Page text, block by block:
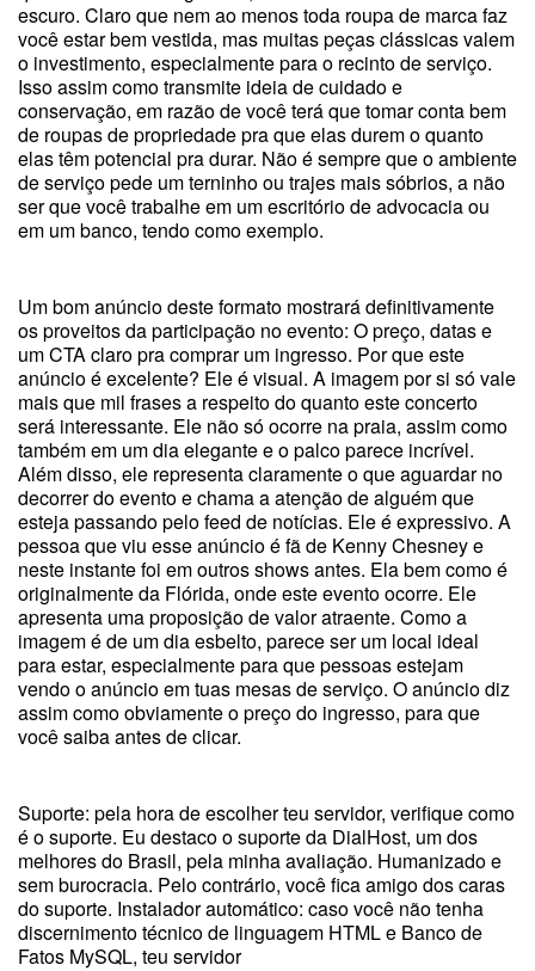
escuro. Claro que nem ao menos toda roupa de marca faz
você estar bem vestida, mas muitas peças clássicas valem
o investimento, especialmente para o recinto de serviço.
Isso assim como transmite ideia de cuidado e
conservação, em razão de você terá que tomar conta bem
de roupas de propriedade pra que elas durem o quanto
elas têm potencial pra durar. Não é sempre que o ambiente
de serviço pede um terninho ou trajes mais sóbrios, a não
ser que você trabalhe em um escritório de advocacia ou
em um banco, tendo como exemplo.
Um bom anúncio deste formato mostrará definitivamente
os proveitos da participação no evento: O preço, datas e
um CTA claro pra comprar um ingresso. Por que este
anúncio é excelente? Ele é visual. A imagem por si só vale
mais que mil frases a respeito do quanto este concerto
será interessante. Ele não só ocorre na praia, assim como
também em um dia elegante e o palco parece incrível.
Além disso, ele representa claramente o que aguardar no
decorrer do evento e chama a atenção de alguém que
esteja passando pelo feed de notícias. Ele é expressivo. A
pessoa que viu esse anúncio é fã de Kenny Chesney e
neste instante foi em outros shows antes. Ela bem como é
originalmente da Flórida, onde este evento ocorre. Ele
apresenta uma proposição de valor atraente. Como a
imagem é de um dia esbelto, parece ser um local ideal
para estar, especialmente para que pessoas estejam
vendo o anúncio em tuas mesas de serviço. O anúncio diz
assim como obviamente o preço do ingresso, para que
você saiba antes de clicar.
Suporte: pela hora de escolher teu servidor, verifique como
é o suporte. Eu destaco o suporte da DialHost, um dos
melhores do Brasil, pela minha avaliação. Humanizado e
sem burocracia. Pelo contrário, você fica amigo dos caras
do suporte. Instalador automático: caso você não tenha
discernimento técnico de linguagem HTML e Banco de
Fatos MySQL, teu servidor